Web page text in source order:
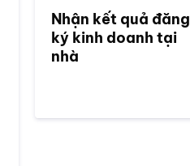
Nhận kết quả đăng
ký kinh doanh tại
nhà